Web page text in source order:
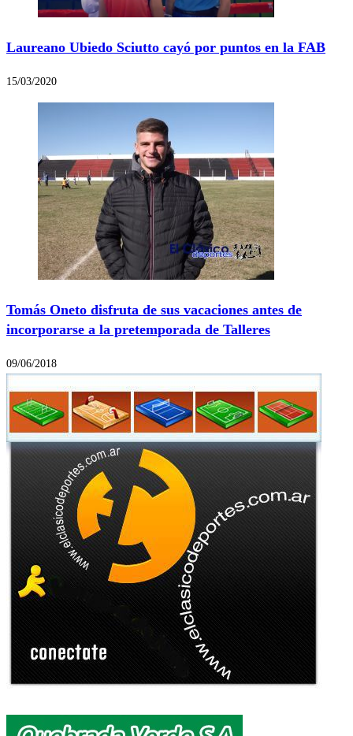
Laureano Ubiedo Sciutto cayó por puntos en la FAB
15/03/2020
Tomás Oneto disfruta de sus vacaciones antes de
incorporarse a la pretemporada de Talleres
09/06/2018